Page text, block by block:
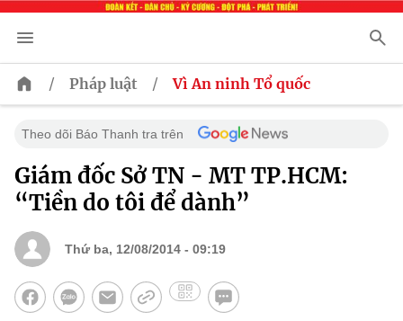
/ Pháp luật / Vì An ninh Tổ quốc
Theo dõi Báo Thanh tra trên
Giám đốc Sở TN - MT TP.HCM:
“Tiền do tôi để dành”
Thứ ba, 12/08/2014 - 09:19